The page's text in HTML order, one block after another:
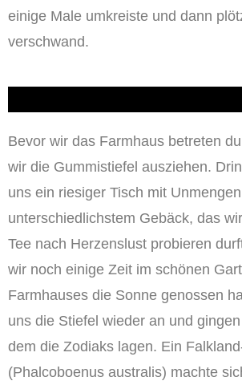
einige Male umkreiste und dann
verschwand.
Bevor wir das Farmhaus betreten
wir die Gummistiefel ausziehen.
uns ein riesiger Tisch mit
unterschiedlichstem Gebäck, das
Tee nach Herzenslust probieren
wir noch einige Zeit im schönen
Farmhauses die Sonne genossen
uns die Stiefel wieder an und
dem die Zodiaks lagen. Ein
(Phalcoboenus australis) machte